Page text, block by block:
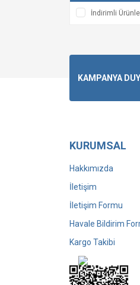
BURAK
ERLAN
JAHONGİR
KAMİL VELİ
(1)
NAZİM
Nodirxon
İndirimli
KAMPANYA
KURUMSAL
Hakkımızda
İletişim
İletişim Formu
Havale Bildirim
Kargo Takibi